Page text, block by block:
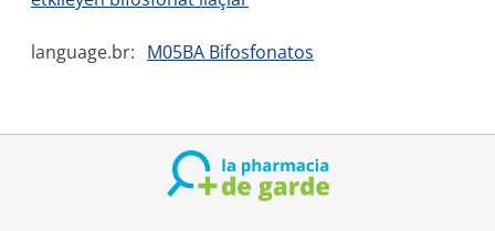
language.br: M05BA Bifosfonatos